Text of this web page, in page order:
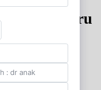
terbaru